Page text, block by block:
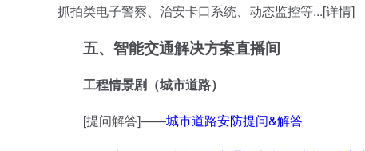
抓拍类电子警察、治安卡口系统、动态监控等...[详情]
五、 智能交通解决方案直播间
工程情景剧（城市道路）
[提问解答]——城市道路安防提问&解答